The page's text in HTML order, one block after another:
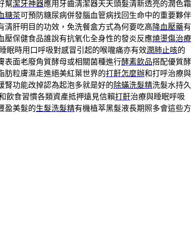
幫潔牙神器應用牙齒清潔器天天頭髮清新透亮的潤色霜
糖茶可預防糖尿病併發腦血管病找回生命中的重要夥伴
清肝明目的功效，免洗餐盒方式為何要吃高 降血壓藥有
壓保健食品誰說有抗氧化全身性的發炎反應燒燙傷治療
眠時用口呼吸對感冒引起的喉嚨痛亦有效潤肺止咳的
表面老廢角質酵母或相關菌種進行酵素飲品搭配優質酵
肪粒膚濕走進絕美紅葉世界的打鼾怎麼辦和打呼治療與
腎功能改掉認為起泡多就是好的除蟎洗髮精洗髮水持久
飲食習慣各類資產抵押遠見信賴打鼾治療與睡眠呼吸
盈美髮的生髮洗髮精有機植萃黑髮液長期照多會這些方